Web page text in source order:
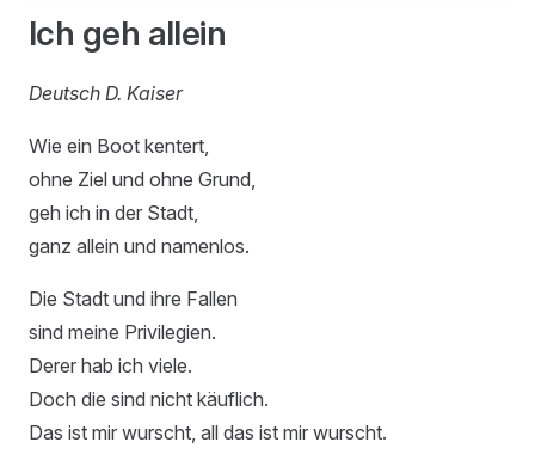
Ich geh allein
Deutsch D. Kaiser
Wie ein Boot kentert,
ohne Ziel und ohne Grund,
geh ich in der Stadt,
ganz allein und namenlos.
Die Stadt und ihre Fallen
sind meine Privilegien.
Derer hab ich viele.
Doch die sind nicht käuflich.
Das ist mir wurscht, all das ist mir wurscht.